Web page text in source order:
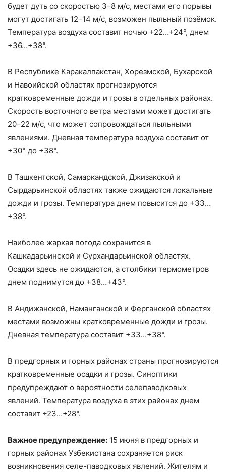
будет дуть со скоростью 3–8 м/с, местами его порывы
могут достигать 12–14 м/с, возможен пыльный позёмок.
Температура воздуха составит ночью +22…+24°, днем
+36…+38°.
В Республике Каракалпакстан, Хорезмской, Бухарской
и Навоийской областях прогнозируются
кратковременные дожди и грозы в отдельных районах.
Скорость восточного ветра местами может достигать
20–22 м/с, что может сопровождаться пыльными
явлениями. Дневная температура воздуха составит от
+30° до +38°.
В Ташкентской, Самаркандской, Джизакской и
Сырдарьинской областях также ожидаются локальные
дожди и грозы. Температура днем повысится до +33…
+38°.
Наиболее жаркая погода сохранится в
Кашкадарьинской и Сурхандарьинской областях.
Осадки здесь не ожидаются, а столбики термометров
днем поднимутся до +38…+43°.
В Андижанской, Наманганской и Ферганской областях
местами возможны кратковременные дожди и грозы.
Дневная температура составит +33…+38°.
В предгорных и горных районах страны прогнозируются
кратковременные осадки и грозы. Синоптики
предупреждают о вероятности селепаводковых
явлений. Температура воздуха в этих районах днем
составит +23…+28°.
Важное предупреждение: 15 июня в предгорных и
горных районах Узбекистана сохраняется риск
возникновения селе-паводковых явлений. Жителям и